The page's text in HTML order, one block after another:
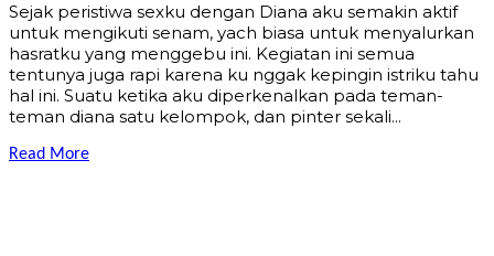
Sejak peristiwa sexku dengan Diana aku semakin aktif
untuk mengikuti senam, yach biasa untuk menyalurkan
hasratku yang menggebu ini. Kegiatan ini semua
tentunya juga rapi karena ku nggak kepingin istriku tahu
hal ini. Suatu ketika aku diperkenalkan pada teman-
teman diana satu kelompok, dan pinter sekali...
Read More